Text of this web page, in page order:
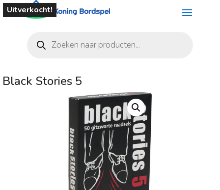
zoeken
Uitverkocht!
Black Stories 5